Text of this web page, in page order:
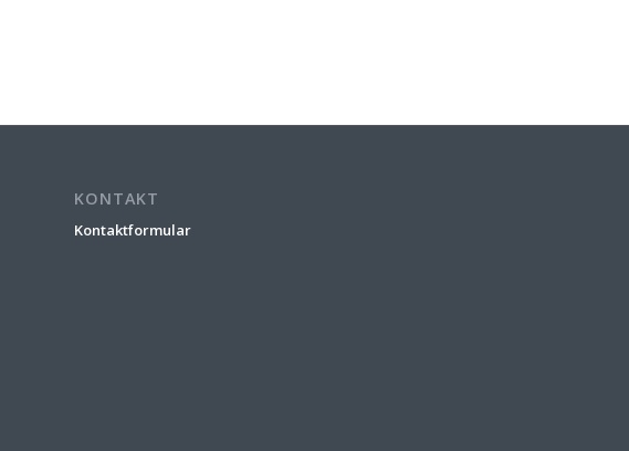
KONTAKT
Kontaktformular